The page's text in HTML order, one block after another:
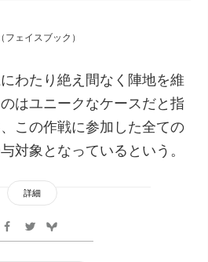
ェイスブック）
わたり絶え間なく陣地を維
はユニークなケースだと指
この作戦に参加した全ての
対象となっているという。
詳細